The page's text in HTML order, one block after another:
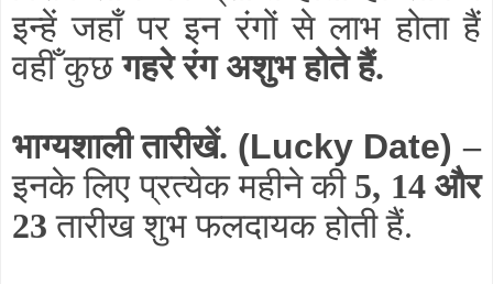
इन्हें जहाँ पर इन रंगों से लाभ होता हैं
वहीँ कुछगहरे रंग अशुभ होते हैं.
भाग्यशाली तारीखें. (Lucky Date) –
इनके लिए प्रत्येक महीने की 5, 14 और
23 तारीख शुभ फलदायक होती हैं.